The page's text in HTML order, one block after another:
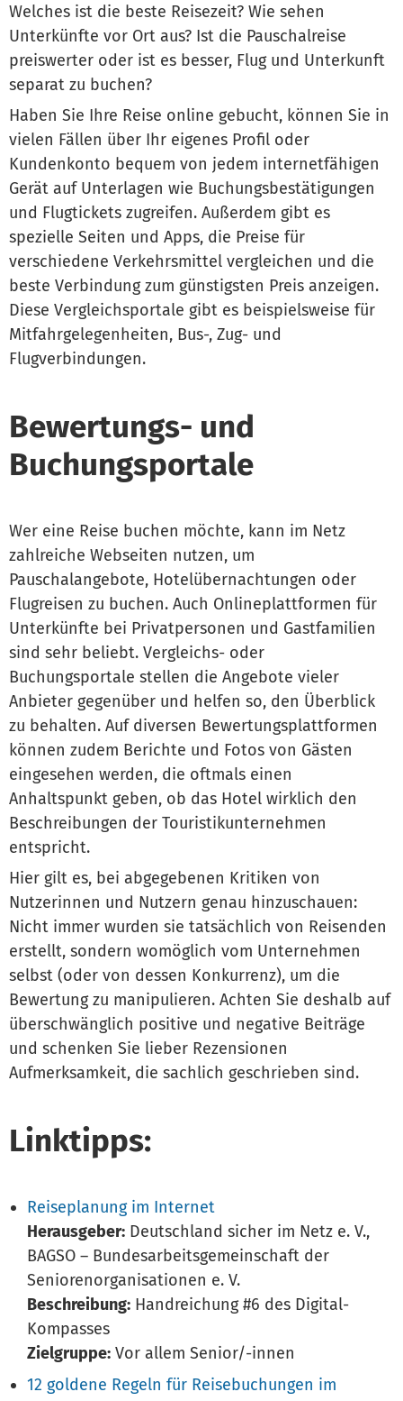
Welches ist die beste Reisezeit? Wie sehen
Unterkünfte vor Ort aus? Ist die Pauschalreise
preiswerter oder ist es besser, Flug und Unterkunft
separat zu buchen?
Haben Sie Ihre Reise online gebucht, können Sie in
vielen Fällen über Ihr eigenes Profil oder
Kundenkonto bequem von jedem internetfähigen
Gerät auf Unterlagen wie Buchungsbestätigungen
und Flugtickets zugreifen. Außerdem gibt es
spezielle Seiten und Apps, die Preise für
verschiedene Verkehrsmittel vergleichen und die
beste Verbindung zum günstigsten Preis anzeigen.
Diese Vergleichsportale gibt es beispielsweise für
Mitfahrgelegenheiten, Bus-, Zug- und
Flugverbindungen.
Bewertungs- und
Buchungsportale
Wer eine Reise buchen möchte, kann im Netz
zahlreiche Webseiten nutzen, um
Pauschalangebote, Hotelübernachtungen oder
Flugreisen zu buchen. Auch Onlineplattformen für
Unterkünfte bei Privatpersonen und Gastfamilien
sind sehr beliebt. Vergleichs- oder
Buchungsportale stellen die Angebote vieler
Anbieter gegenüber und helfen so, den Überblick
zu behalten. Auf diversen Bewertungsplattformen
können zudem Berichte und Fotos von Gästen
eingesehen werden, die oftmals einen
Anhaltspunkt geben, ob das Hotel wirklich den
Beschreibungen der Touristikunternehmen
entspricht.
Hier gilt es, bei abgegebenen Kritiken von
Nutzerinnen und Nutzern genau hinzuschauen:
Nicht immer wurden sie tatsächlich von Reisenden
erstellt, sondern womöglich vom Unternehmen
selbst (oder von dessen Konkurrenz), um die
Bewertung zu manipulieren. Achten Sie deshalb auf
überschwänglich positive und negative Beiträge
und schenken Sie lieber Rezensionen
Aufmerksamkeit, die sachlich geschrieben sind.
Linktipps:
Reiseplanung im Internet
Herausgeber: Deutschland sicher im Netz e. V.,
BAGSO – Bundesarbeitsgemeinschaft der
Seniorenorganisationen e. V.
Beschreibung: Handreichung #6 des Digital-
Kompasses
Zielgruppe: Vor allem Senior/-innen
12 goldene Regeln für Reisebuchungen im